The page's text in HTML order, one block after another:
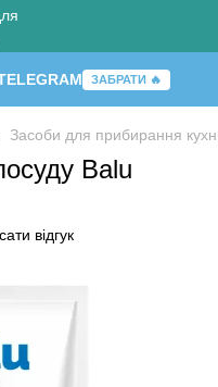
ЗАБРАТИ 🔥
Засоби для прибирання
Balu
відгук